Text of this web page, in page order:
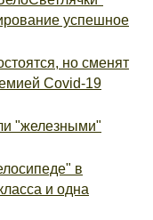
успешное
но сменят
Covid-19
"железными"
в
и одна